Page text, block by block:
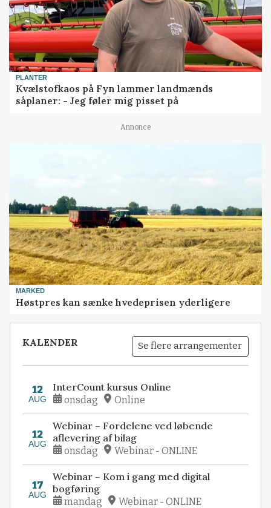
PLANTER
Kvælstofkaos på Fyn lammer landmænds
såplaner: - Jeg føler mig pisset på
Annonce
MARKED
Høstpres kan sænke hvedeprisen yderligere
KALENDER Se flere arrangementer
12
AUG
InterCount kursus Online
onsdag Online
12
AUG
Webinar – Fordelene ved løbende
aflevering af bilag
onsdag Webinar - ONLINE
17
AUG
Webinar – Kom i gang med digital
bogføring
mandag Webinar - ONLINE